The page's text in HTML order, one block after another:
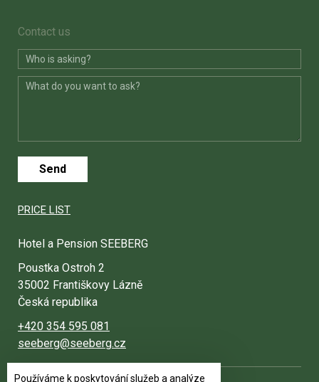
Používáme k poskytování služeb a analýze
Contact us
Send
PRICE LIST
Hotel a Pension SEEBERG
Poustka Ostroh 2
35002 Františkovy Lázně
Česká republika
+420 354 595 081
seeberg@seeberg.cz